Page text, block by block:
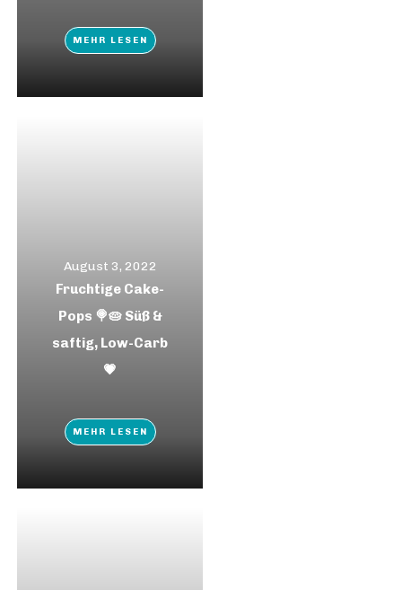
MEHR LESEN
August 3, 2022
Fruchtige Cake-
Pops 🍭🥧 Süß &
saftig, Low-Carb
💗
MEHR LESEN